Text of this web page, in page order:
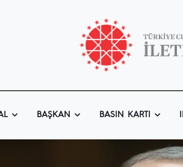
BAŞKAN BASIN KARTI